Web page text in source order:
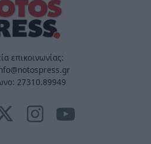
επικοινωνίας:
27310.89949